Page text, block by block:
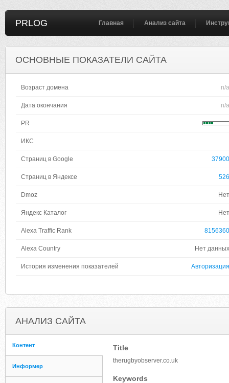
PRLOG Главная Анализ сайта
ОСНОВНЫЕ ПОКАЗАТЕЛИ САЙТА
Возраст домена n/a
Дата окончания n/a
PR
ИКС
Страниц в Google 37900
Страниц в Яндексе 526
Dmoz Нет
Яндекс Каталог Нет
Alexa Traffic Rank 8156360
Alexa Country Нет данных
История изменения показателей Авторизация
АНАЛИЗ САЙТА
Контент
Информер
Title
therugbyobserver.co.uk
Keywords